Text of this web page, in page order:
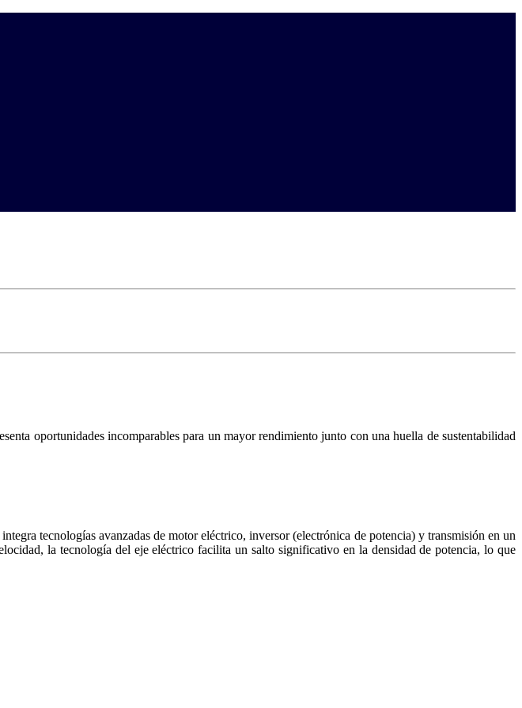
oportunidades incomparables para un mayor rendimiento junto con una huella de sustentabilidad
tecnologías avanzadas de motor eléctrico, inversor (electrónica de potencia) y transmisión en un
la tecnología del eje eléctrico facilita un salto significativo en la densidad de potencia, lo que